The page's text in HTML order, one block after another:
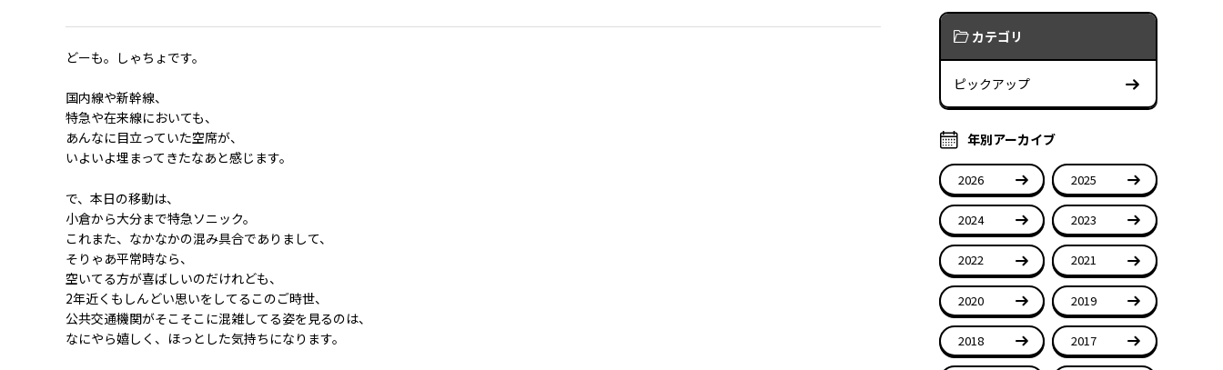
どーも。しゃちょです。
国内線や新幹線、
特急や在来線においても、
あんなに目立っていた空席が、
いよいよ埋まってきたなあと感じます。
で、本日の移動は、
小倉から大分まで特急ソニック。
これまた、なかなかの混み具合でありまして、
そりゃあ平常時なら、
空いてる方が喜ばしいのだけれども、
2年近くもしんどい思いをしてるこのご時世、
公共交通機関がそこそこに混雑してる姿を見るのは、
なにやら嬉しく、ほっとした気持ちになります。
カテゴリ
ピックアップ
年別アーカイブ
2026 2025
2024 2023
2022 2021
2020 2019
2018 2017